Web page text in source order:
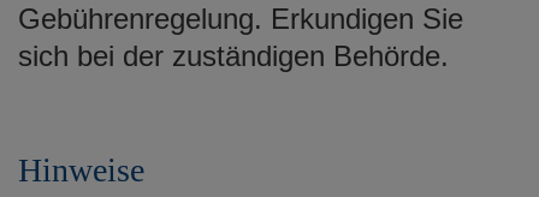
Gebührenregelung. Erkundigen Sie
sich bei der zuständigen Behörde.
Hinweise